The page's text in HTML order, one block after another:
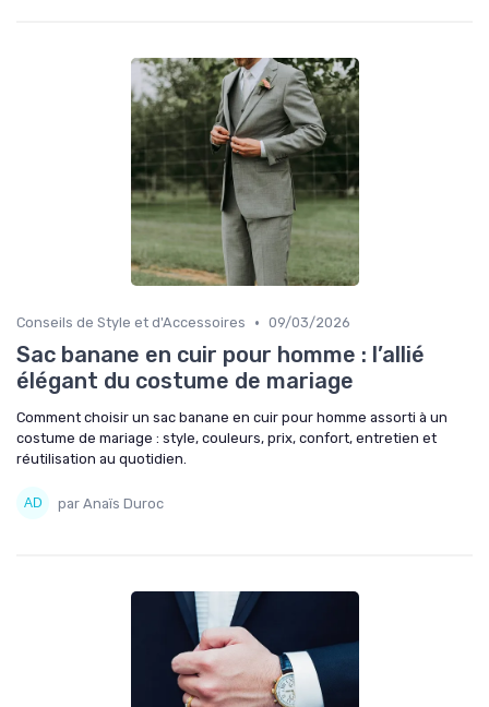
Conseils de Style et d'Accessoires • 09/03/2026
Sac banane en cuir pour homme : l’allié
élégant du costume de mariage
Comment choisir un sac banane en cuir pour homme assorti à un
costume de mariage : style, couleurs, prix, confort, entretien et
réutilisation au quotidien.
par Anaïs Duroc